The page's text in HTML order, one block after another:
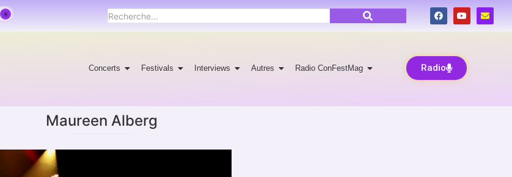
Concerts Festivals Interviews Autres Radio ConFestMag Radio
Maureen Alberg